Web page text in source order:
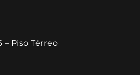
– Piso Térreo